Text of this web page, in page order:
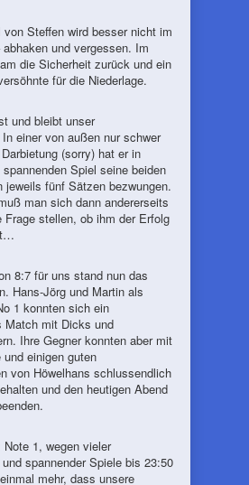
Steffen wird besser nicht im
und vergessen. Im
die Sicherheit zurück und ein
für die Niederlage.
und bleibt unser
einer von außen nur schwer
(sorry) hat er in
Spiel seine beiden
jeweils fünf Sätzen bezwungen.
man sich dann andererseits
Frage stellen, ob ihm der Erfolg
8:7 für uns stand nun das
Hans-Jörg und Martin als
1 konnten sich ein
Match mit Dicks und
Ihre Gegner konnten aber mit
und einigen guten
von Höwelhans schlussendlich
und den heutigen Abend
1, wegen vieler
spannender Spiele bis 23:50
mehr, dass unsere